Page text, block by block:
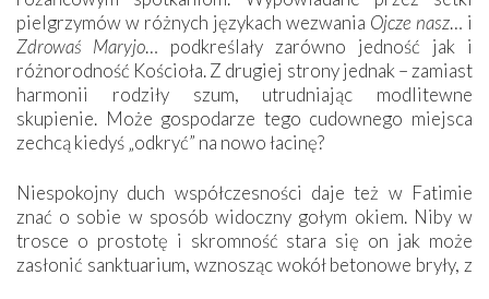
pielgrzymów w różnych językach wezwania Ojcze nasz… i
Zdrowaś Maryjo… podkreślały zarówno jedność jak i
różnorodność Kościoła. Z drugiej strony jednak – zamiast
harmonii rodziły szum, utrudniając modlitewne
skupienie. Może gospodarze tego cudownego miejsca
zechcą kiedyś „odkryć” na nowo łacinę?
Niespokojny duch współczesności daje też w Fatimie
znać o sobie w sposób widoczny gołym okiem. Niby w
trosce o prostotę i skromność stara się on jak może
zasłonić sanktuarium, wznosząc wokół betonowe bryły, z